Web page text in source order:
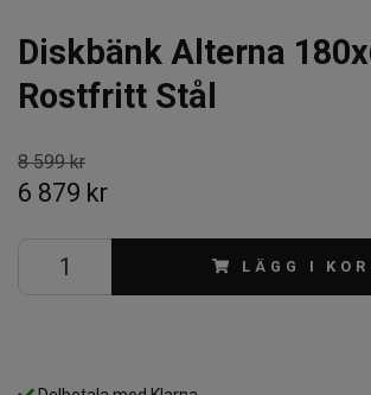
Diskbänk Alterna
Rostfritt Stål
8 599 kr
6 879 kr
LÄGG I